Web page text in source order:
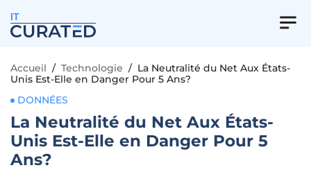
IT
Accueil / Technologie / La Neutralité du Net Aux États-
Unis Est-Elle en Danger Pour 5 Ans?
DONNÉES
La Neutralité du Net Aux États-
Unis Est-Elle en Danger Pour 5
Ans?